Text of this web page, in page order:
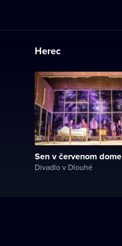
Herec
Sen v červenom dome
Divadlo v Dlouhé